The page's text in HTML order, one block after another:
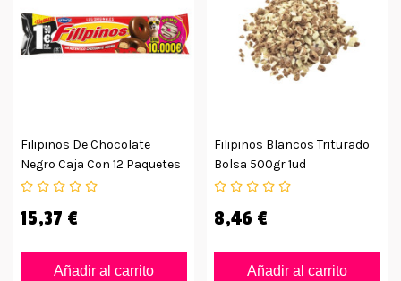
Filipinos De Chocolate
Negro Caja Con 12 Paquetes
15,37 €
Añadir al carrito
Filipinos Blancos Triturado
Bolsa 500gr 1ud
8,46 €
Añadir al carrito